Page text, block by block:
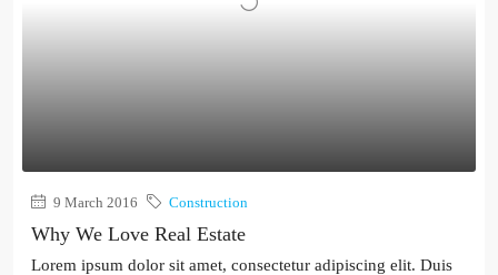
9 March 2016 Construction
Why We Love Real Estate
Lorem ipsum dolor sit amet, consectetur adipiscing elit. Duis